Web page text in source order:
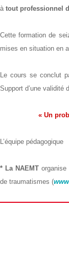
à tout professionnel
Cette formation de
mises en situation en
Le cours se conclut
Support d’une validité
« Un
L’équipe pédagogique
* La NAEMTorganise
de traumatismes (